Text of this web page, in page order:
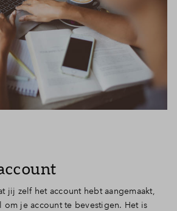
jij zelf het account hebt aangemaakt,
om je account te bevestigen. Het is